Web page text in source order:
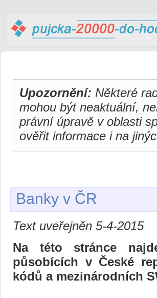
Upozornění: Některé
mohou být neaktuální,
právní úpravě v oblasti
ověřit informace i na
Banky v ČR
Text uveřejněn 5-4-2015
Na této stránce
působících v České
kódů a mezinárodních